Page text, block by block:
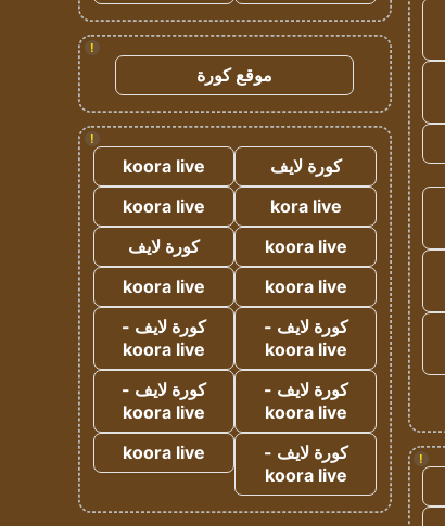
!
!
موقع كورة
!
كورة لايف
koora live
kora live
koora live
koora live
كورة لايف
koora live
koora live
كورة لايف -
koora live
كورة لايف -
koora live
كورة لايف -
koora live
كورة لايف -
koora live
كورة لايف -
koora live
koora live